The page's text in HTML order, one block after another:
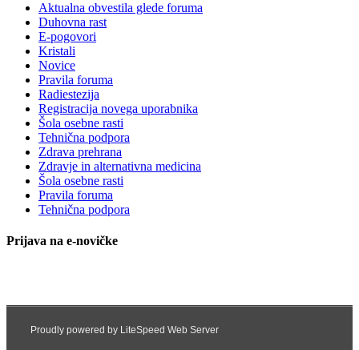
Aktualna obvestila glede foruma
Duhovna rast
E-pogovori
Kristali
Novice
Pravila foruma
Radiestezija
Registracija novega uporabnika
Šola osebne rasti
Tehnična podpora
Zdrava prehrana
Zdravje in alternativna medicina
Šola osebne rasti
Pravila foruma
Tehnična podpora
Prijava na e-novičke